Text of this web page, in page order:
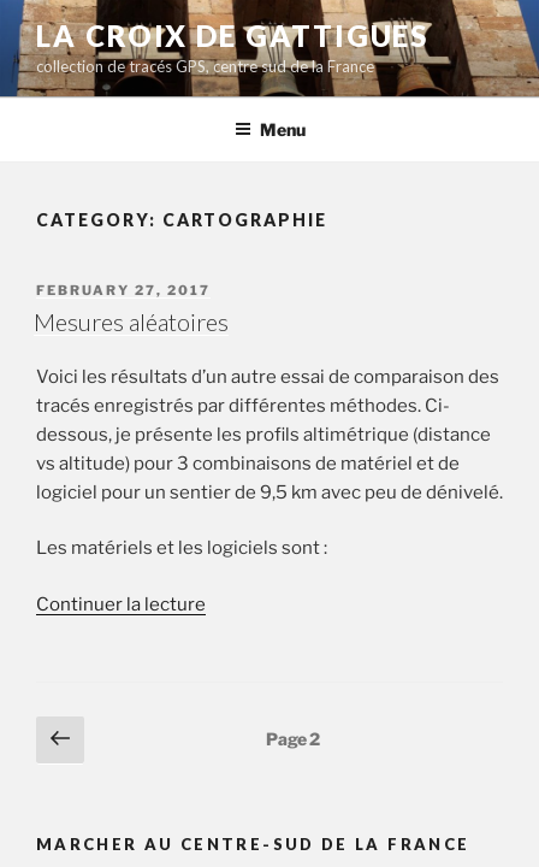
Aller
contenu
principal
LA CROIX DE GATTIGUES
collection de tracés GPS, centre sud de la France
Menu
CATEGORY: CARTOGRAPHIE
PUBLIÉ
LE
FEBRUARY 27, 2017
Mesures aléatoires
Voici les résultats d’un autre essai de comparaison des
tracés enregistrés par différentes méthodes. Ci-
dessous, je présente les profils altimétrique (distance
vs altitude) pour 3 combinaisons de matériel et de
logiciel pour un sentier de 9,5 km avec peu de dénivelé.
Les matériels et les logiciels sont :
Continuer la lecture
Posts
pagination
Page
précédente
Page2
MARCHER AU CENTRE-SUD DE LA FRANCE